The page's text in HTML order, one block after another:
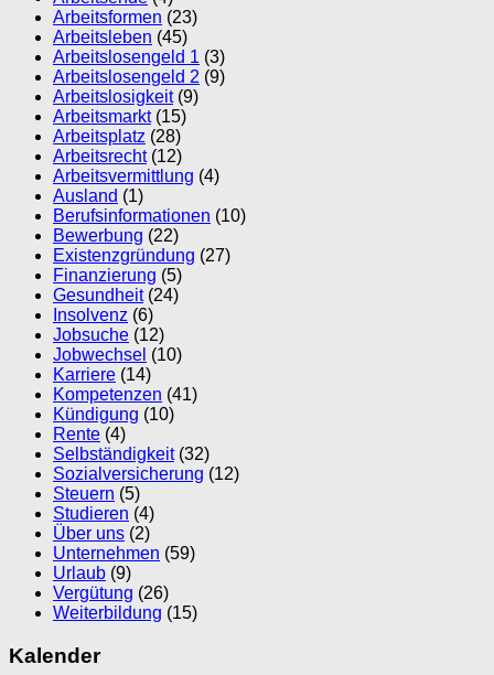
Arbeitsformen (23)
Arbeitsleben (45)
Arbeitslosengeld 1 (3)
Arbeitslosengeld 2 (9)
Arbeitslosigkeit(9)
Arbeitsmarkt(15)
Arbeitsplatz (28)
Arbeitsrecht(12)
Arbeitsvermittlung (4)
Ausland (1)
Berufsinformationen (10)
Bewerbung (22)
Existenzgründung (27)
Finanzierung (5)
Gesundheit(24)
Insolvenz (6)
Jobsuche (12)
Jobwechsel (10)
Karriere (14)
Kompetenzen (41)
Kündigung (10)
Rente (4)
Selbständigkeit(32)
Sozialversicherung (12)
Steuern (5)
Studieren (4)
Über uns (2)
Unternehmen (59)
Urlaub (9)
Vergütung (26)
Weiterbildung (15)
Kalender